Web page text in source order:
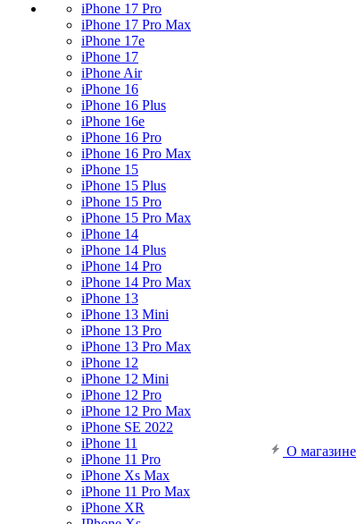
iPhone 17 Pro
iPhone 17 Pro Max
iPhone 17e
iPhone 17
iPhone Air
iPhone 16
iPhone 16 Plus
iPhone 16e
iPhone 16 Pro
iPhone 16 Pro Max
iPhone 15
iPhone 15 Plus
iPhone 15 Pro
iPhone 15 Pro Max
iPhone 14
iPhone 14 Plus
iPhone 14 Pro
iPhone 14 Pro Max
iPhone 13
iPhone 13 Mini
iPhone 13 Pro
iPhone 13 Pro Max
iPhone 12
iPhone 12 Mini
iPhone 12 Pro
iPhone 12 Pro Max
iPhone SE 2022
iPhone 11
iPhone 11 Pro
iPhone Xs Max
iPhone 11 Pro Max
iPhone XR
О магазине